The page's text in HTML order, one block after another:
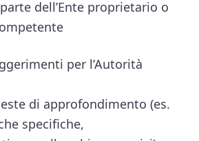
dell’Ente proprietario o
per l’Autorità
di approfondimento (es.
specifiche,